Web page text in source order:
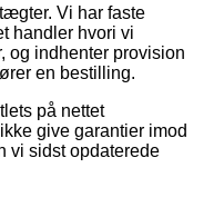
Vi har faste
handler hvori vi
og indhenter provision
en bestilling.
på nettet
give garantier imod
vi sidst opdaterede